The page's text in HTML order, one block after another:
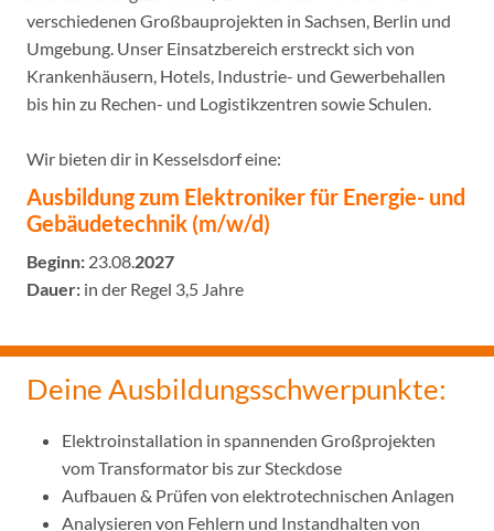
verschiedenen Großbauprojekten in Sachsen, Berlin und
Umgebung. Unser Einsatzbereich erstreckt sich von
Krankenhäusern, Hotels, Industrie- und Gewerbehallen
bis hin zu Rechen- und Logistikzentren sowie Schulen.
Wir bieten dir in Kesselsdorf eine:
Ausbildung zum Elektroniker für Energie- und
Gebäudetechnik (m/w/d)
Beginn: 23.08.2027
Dauer: in der Regel 3,5 Jahre
Deine Ausbildungsschwerpunkte:
Elektroinstallation in spannenden Großprojekten
vom Transformator bis zur Steckdose
Aufbauen & Prüfen von elektrotechnischen Anlagen
Analysieren von Fehlern und Instandhalten von